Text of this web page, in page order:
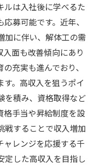
ルは入社後に学べるた
募可能です。近年、
加に伴い、解体工の需
面も改善傾向にあり
充実も進んでおり、
。高収入を狙うポイ
を積み、資格取得など
格手当や昇給制度を設
戦することで収入増加
ャレンジを応援する千
定した高収入を目指し